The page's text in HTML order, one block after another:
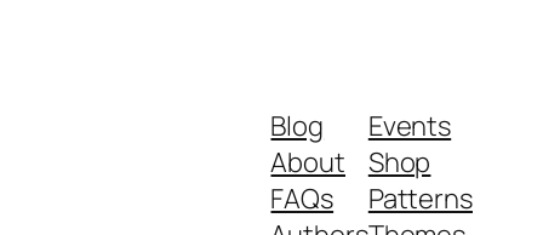
Blog
About
FAQs
Events
Shop
Patterns